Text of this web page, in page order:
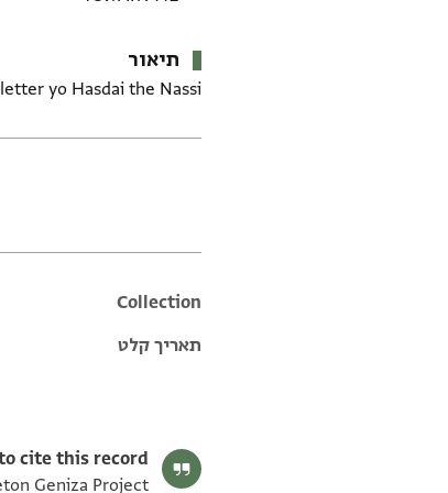
תיאור
yo Hasdai the Nassi
metadata
Collection
תאריך קלט
cite this record:
Geniza Project